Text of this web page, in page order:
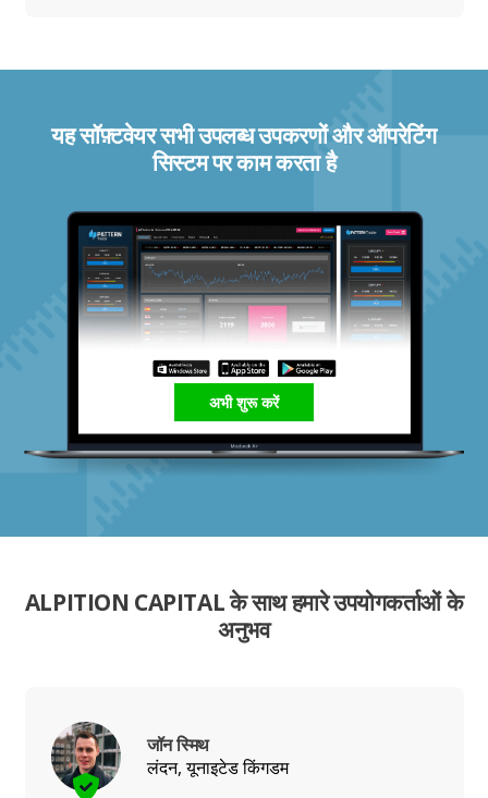
यह सॉफ़्टवेयर सभी उपलब्ध उपकरणों और ऑपरेटिंग
सिस्टम पर काम करता है
अभी शुरू करें
ALPITION CAPITAL के साथ हमारे उपयोगकर्ताओं के
अनुभव
जॉन स्मिथ
लंदन, यूनाइटेड किंगडम